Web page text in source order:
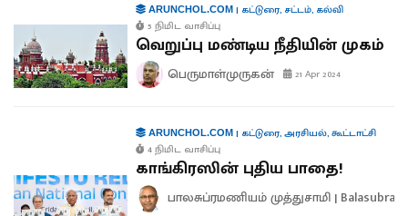
ARUNCHOL.COM| கட்டுரை, சட்டம், கல்வி
5 நிமிட வாசிப்பு
வெறுப்பு மண்டிய நீதியின் முகம்
பெருமாள்முருகன் 21 Apr 2024
ARUNCHOL.COM| கட்டுரை,அரசியல்,கூட்டாட்சி
4 நிமிட வாசிப்பு
காங்கிரஸின் புதிய பாதை!
பாலசுப்ரமணியம் முத்துசாமி |